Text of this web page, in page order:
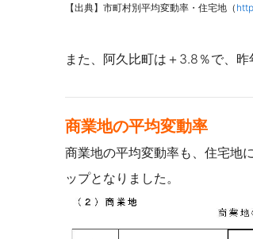
【出典】市町村別平均変動率・住宅地（
また、阿久比町は＋3.8％で、
商業地の平均変動率
商業地の平均変動率も、住宅地
ップとなりました。